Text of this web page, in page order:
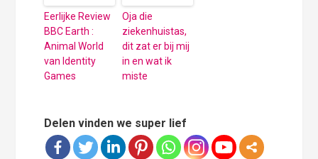
Eerlijke Review
BBC Earth :
Animal World
van Identity
Games
Oja die
ziekenhuistas,
dit zat er bij mij
in en wat ik
miste
Delen vinden we super lief